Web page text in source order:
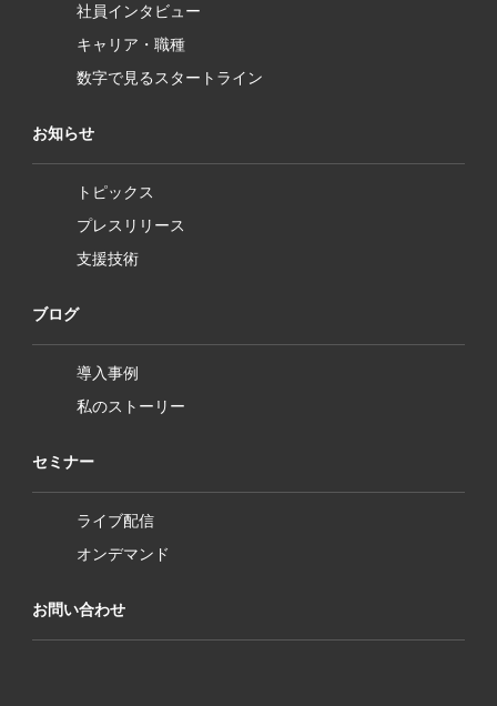
社員インタビュー
キャリア・職種
数字で見るスタートライン
お知らせ
トピックス
プレスリリース
支援技術
ブログ
導入事例
私のストーリー
セミナー
ライブ配信
オンデマンド
お問い合わせ